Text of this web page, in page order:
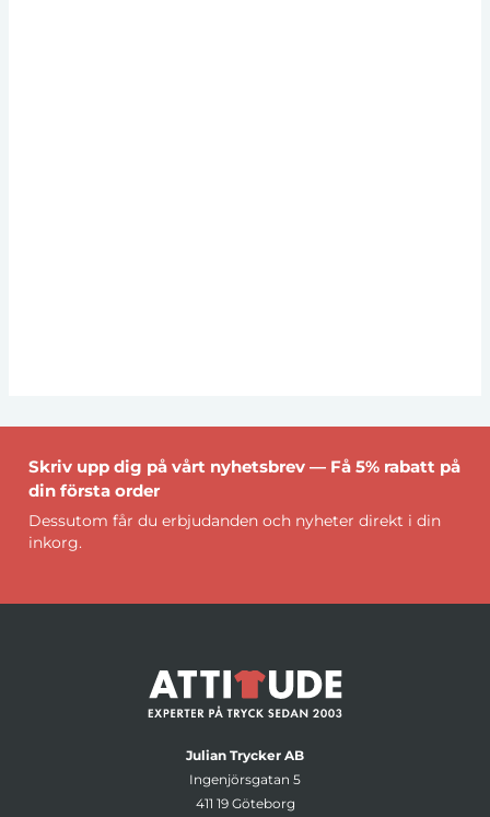
Skriv upp dig på vårt nyhetsbrev — Få 5% rabatt på
din första order
Dessutom får du erbjudanden och nyheter direkt i din
inkorg.
Julian Trycker AB
Ingenjörsgatan 5
411 19 Göteborg